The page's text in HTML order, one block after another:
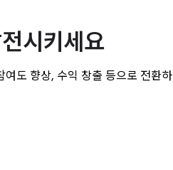
시키세요
도 향상, 수익 창출 등으로 전환하